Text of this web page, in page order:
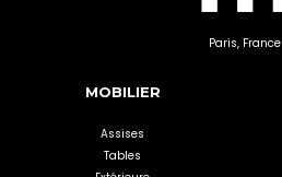
Paris, France
MOBILIER
Assises
Tables